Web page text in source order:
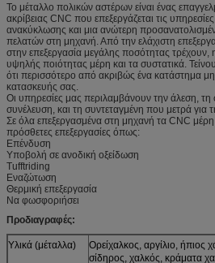
Το μέταλλο πολικών αστέρων είναι ένας
ακρίβειας CNC που επεξεργάζεται τις υπηρεσίες
ανακύκλωσης και μια ανώτερη
πελατών στη μηχανή. Από την ελάχιστη
στην επεξεργασία μεγάλης ποσότητας τρέχουν,
υψηλής ποιότητας μέρη και τα συστατικά.
ότι περισσότερο από ακριβώς ένα κατάστημα
κατασκευής σας.
Οι υπηρεσίες μας περιλαμβάνουν την άλεση, τη
συνέλευση, και τη συντεταγμένη που μετρά
Σε όλα επεξεργασμένα στη μηχανή τα CNC
πρόσθετες επεξεργασίες όπως:
Επένδυση
Υποβολή σε ανοδική οξείδωση
Tufftriding
Εναζώτωση
Θερμική επεξεργασία
Να φωσφοριήσει
Προδιαγραφές:
Υλικά (μέταλλα)
Ορείχαλκος, αργίλιο, ήπιος
σίδηρος, χαλκός, κράματα